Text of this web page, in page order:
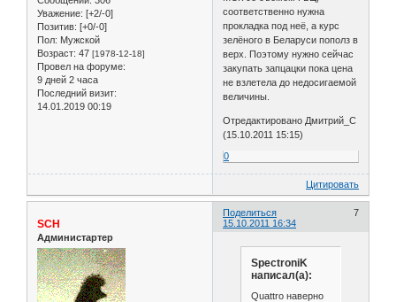
Уважение: [+2/-0]
Позитив: [+0/-0]
Пол: Мужской
Возраст: 47 [1978-12-18]
Провел на форуме:
9 дней 2 часа
Последний визит:
14.01.2019 00:19
соответственно нужна
прокладка под неё, а курс
зелёного в Беларуси пополз в
верх. Поэтому нужно сейчас
закупать запцацки пока цена
не взлетела до недосигаемой
величины.
Отредактировано Дмитрий_С
(15.10.2011 15:15)
0
Цитировать
Поделиться
7
15.10.2011 16:34
SCH
Администартер
SpectroniK
написал(а):
Quattro наверно